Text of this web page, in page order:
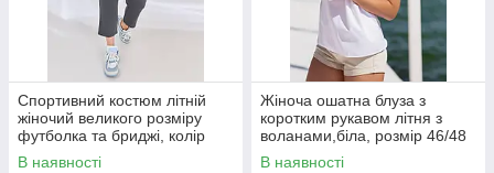
Спортивний костюм літній
жіночий великого розміру
футболка та бриджі, колір
сірий розмір 50/52
В наявності
Жіноча ошатна блуза з
коротким рукавом літня з
воланами,біла, розмір 46/48
В наявності